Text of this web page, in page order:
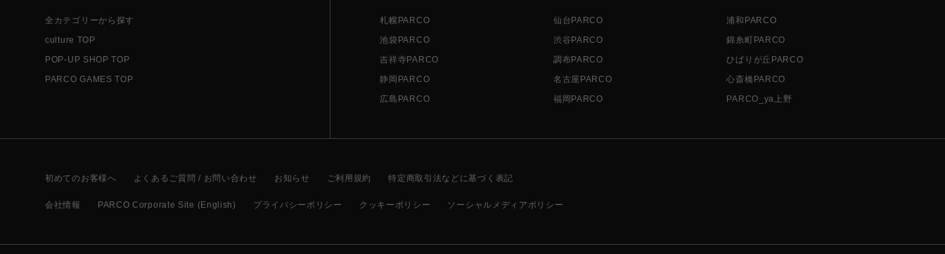
全カテゴリーから探す
culture TOP
POP-UP SHOP TOP
PARCO GAMES TOP
札幌PARCO 仙台PARCO
浦和PARCO
池袋PARCO
渋谷PARCO
錦糸町PARCO
吉祥寺PARCO
調布PARCO
ひばりが丘PARCO
静岡PARCO
名古屋PARCO
心斎橋PARCO
広島PARCO
福岡PARCO PARCO_ya上野
初めてのお客様へ よくあるご質問 / お問い合わせ お知らせ ご利用規約 特定商取引法などに基づく表記
会社情報 PARCO Corporate Site (English) プライバシーポリシー クッキーポリシー ソーシャルメディアポリシー